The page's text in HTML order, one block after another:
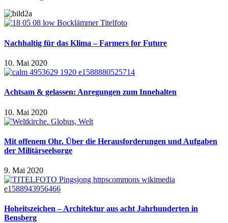
Nachhaltig für das Klima – Farmers for Future
10. Mai 2020
Achtsam & gelassen: Anregungen zum Innehalten
10. Mai 2020
Mit offenem Ohr. Über die Herausforderungen und Aufgaben
der Militärseelsorge
9. Mai 2020
Hoheitszeichen – Architektur aus acht Jahrhunderten in
Bensberg